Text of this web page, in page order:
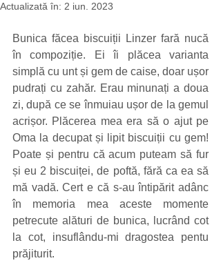
Actualizată în: 2 iun. 2023
Bunica făcea biscuiții Linzer fară nucă
în compoziție. Ei îi plăcea varianta
simplă cu unt și gem de caise, doar ușor
pudrați cu zahăr. Erau minunați a doua
zi, după ce se înmuiau ușor de la gemul
acrișor. Plăcerea mea era să o ajut pe
Oma la decupat și lipit biscuiții cu gem!
Poate și pentru că acum puteam să fur
și eu 2 biscuiței, de poftă, fără ca ea să
mă vadă. Cert e că s-au întipărit adânc
în memoria mea aceste momente
petrecute alături de bunica, lucrând cot
la cot, insuflându-mi dragostea pentu
prăjiturit.